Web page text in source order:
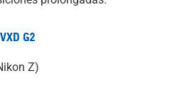
G2
Z)